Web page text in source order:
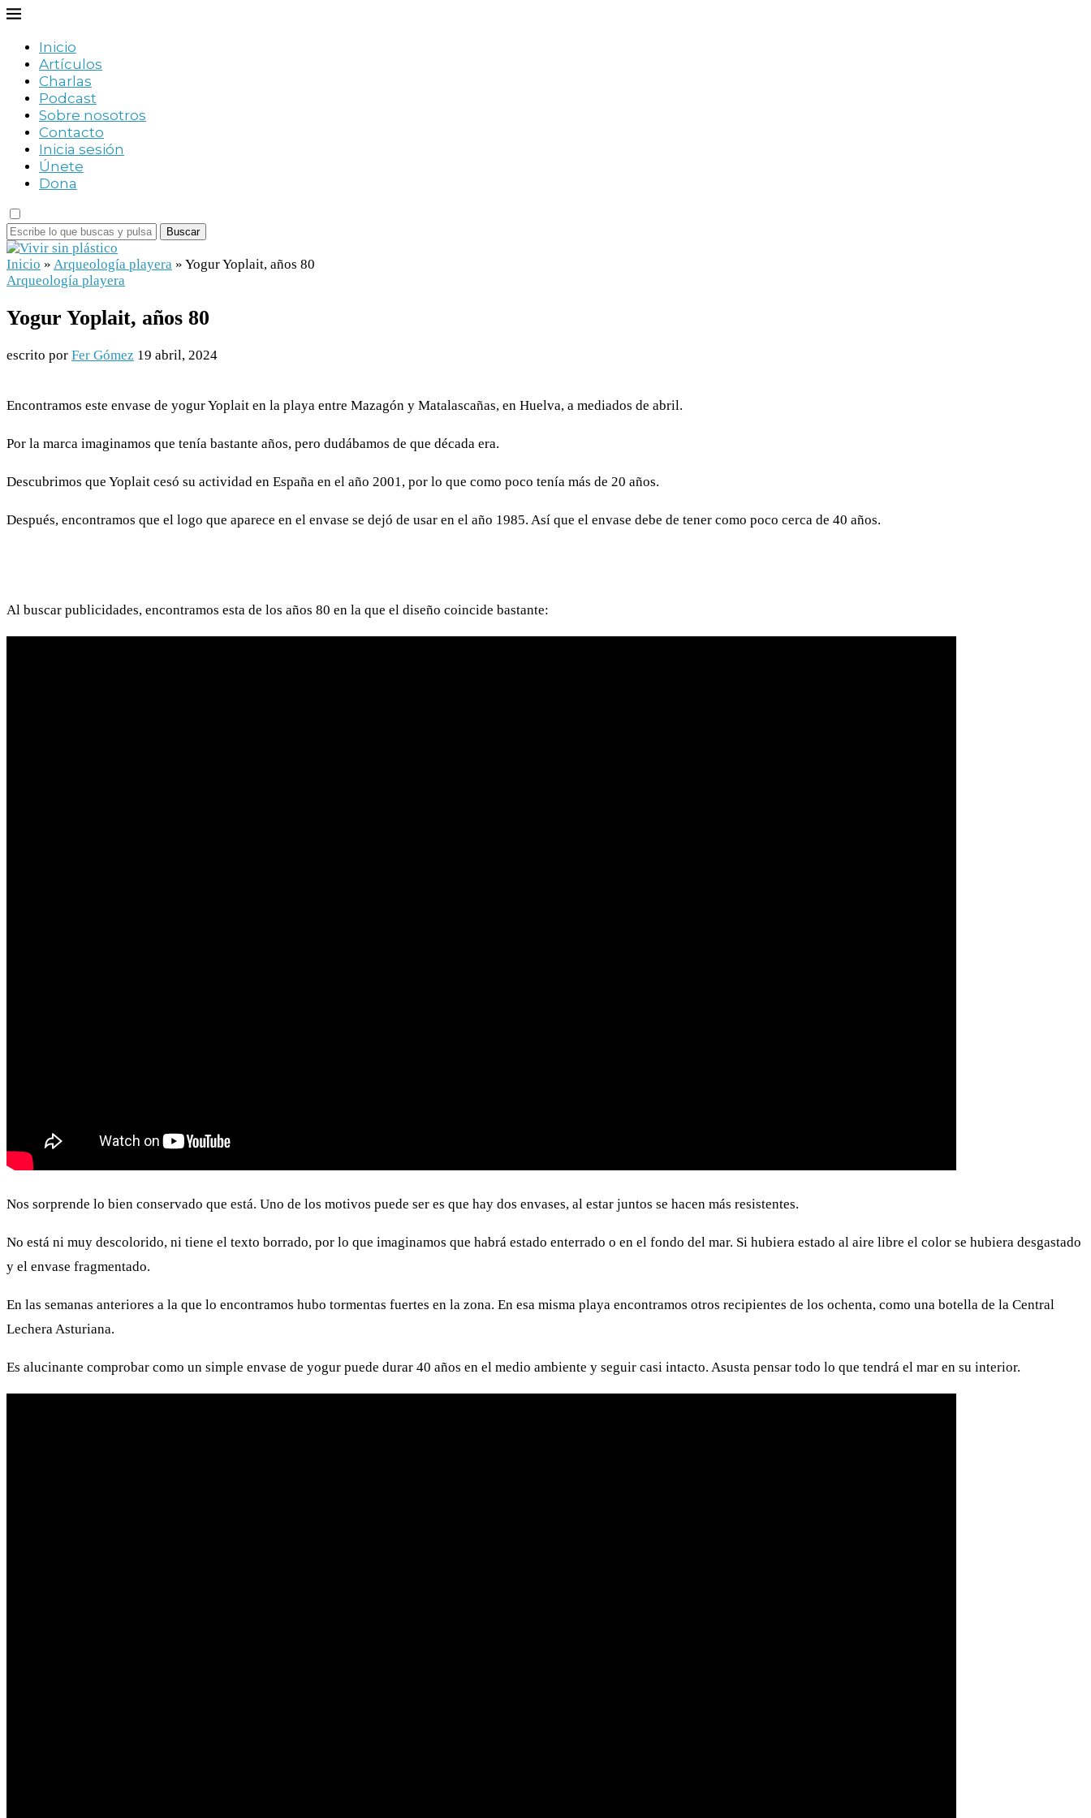
Inicio
Artículos
Charlas
Podcast
Sobre nosotros
Contacto
Inicia sesión
Únete
Dona
Buscar
Inicio » Arqueología playera » Yogur Yoplait, años 80
Arqueología playera
Yogur Yoplait, años 80
escrito por Fer Gómez 19 abril, 2024
Encontramos este envase de yogur Yoplait en la playa entre Mazagón y Matalascañas, en Huelva, a mediados de abril.
Por la marca imaginamos que tenía bastante años, pero dudábamos de que década era.
Descubrimos que Yoplait cesó su actividad en España en el año 2001, por lo que como poco tenía más de 20 años.
Después, encontramos que el logo que aparece en el envase se dejó de usar en el año 1985. Así que el envase debe de tener como poco cerca de 40 años.
Al buscar publicidades, encontramos esta de los años 80 en la que el diseño coincide bastante:
Nos sorprende lo bien conservado que está. Uno de los motivos puede ser es que hay dos envases, al estar juntos se hacen más resistentes.
No está ni muy descolorido, ni tiene el texto borrado, por lo que imaginamos que habrá estado enterrado o en el fondo del mar. Si hubiera estado al aire libre el color se hubiera desgastado
y el envase fragmentado.
En las semanas anteriores a la que lo encontramos hubo tormentas fuertes en la zona. En esa misma playa encontramos otros recipientes de los ochenta, como una botella de la Central
Lechera Asturiana.
Es alucinante comprobar como un simple envase de yogur puede durar 40 años en el medio ambiente y seguir casi intacto. Asusta pensar todo lo que tendrá el mar en su interior.